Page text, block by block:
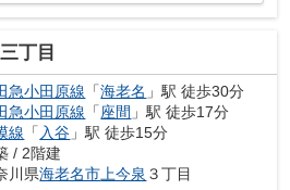
丁目
急小田原線 「海老名 」駅 徒歩30分
急小田原線 「座間 」駅 徒歩17分
線 「 入谷 」駅 徒歩15分
/ 2階建
川県海老名市上今泉 ３丁目